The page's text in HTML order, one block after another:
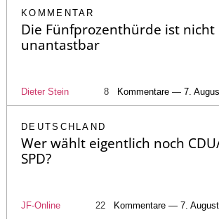
KOMMENTAR
Die Fünfprozenthürde ist nicht
unantastbar
Dieter Stein 8 Kommentare — 7.
DEUTSCHLAND
Wer wählt eigentlich noch
SPD?
JF-Online 22 Kommentare — 7.